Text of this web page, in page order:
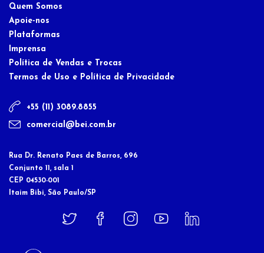
Quem Somos
Apoie-nos
Plataformas
Imprensa
Política de Vendas e Trocas
Termos de Uso e Política de Privacidade
+55 (11) 3089.8855
comercial@bei.com.br
Rua Dr. Renato Paes de Barros, 696
Conjunto 11, sala 1
CEP 04530-001
Itaim Bibi, São Paulo/SP